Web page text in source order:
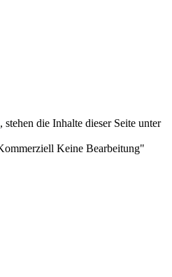
, stehen die Inhalte dieser Seite unter